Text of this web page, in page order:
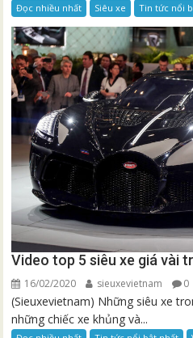
Đọc nhiều nhất Siêu xe Tin tức nổi
Video top 5 siêu xe giá vài
16/02/2020 sieuxevietnam 0
(Sieuxevietnam) Những siêu xe
những chiếc xe khủng và...